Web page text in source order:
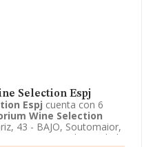
Selection Espj
Espj cuenta con 6
Wine Selection
43 - BAJO, Soutomaior,
su principal actividad